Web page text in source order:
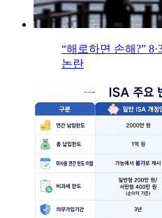
“해로하면 손해?”
논란